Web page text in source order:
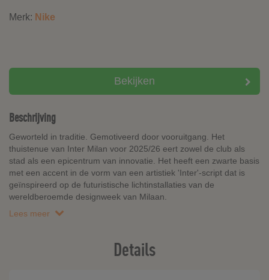
Merk: Nike
Bekijken
Beschrijving
Geworteld in traditie. Gemotiveerd door vooruitgang. Het
thuistenue van Inter Milan voor 2025/26 eert zowel de club als
stad als een epicentrum van innovatie. Het heeft een zwarte basis
met een accent in de vorm van een artistiek 'Inter'-script dat is
geïnspireerd op de futuristische lichtinstallaties van de
wereldberoemde designweek van Milaan.
Lees meer
Details